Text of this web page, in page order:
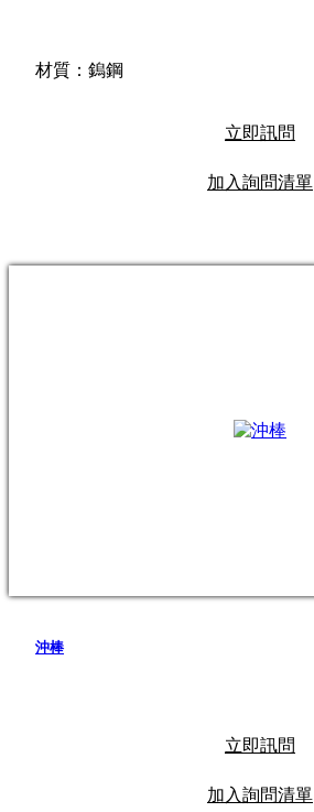
材質：鎢鋼
立即訊問
加入詢問清單
沖棒
立即訊問
加入詢問清單